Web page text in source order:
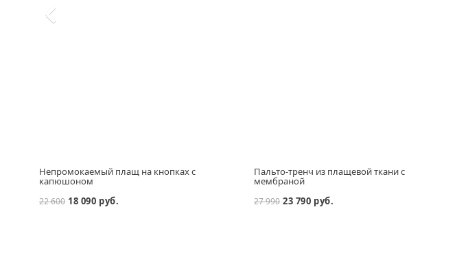
Непромокаемый плащ на кнопках с
капюшоном
22 600 18 090 руб.
Пальто-тренч из плащевой ткани с
мембраной
27 990 23 790 руб.